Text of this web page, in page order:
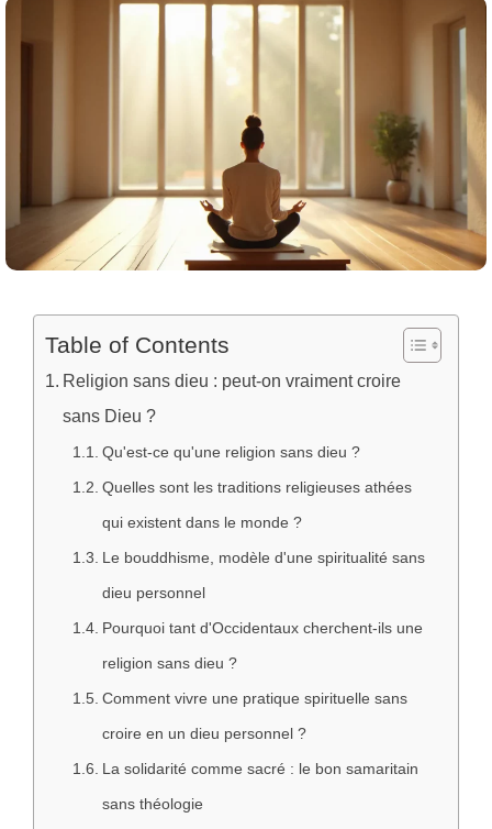
Table of Contents
Religion sans dieu : peut-on vraiment croire
sans Dieu ?
Qu'est-ce qu'une religion sans dieu ?
Quelles sont les traditions religieuses athées
qui existent dans le monde ?
Le bouddhisme, modèle d'une spiritualité sans
dieu personnel
Pourquoi tant d'Occidentaux cherchent-ils une
religion sans dieu ?
Comment vivre une pratique spirituelle sans
croire en un dieu personnel ?
La solidarité comme sacré : le bon samaritain
sans théologie